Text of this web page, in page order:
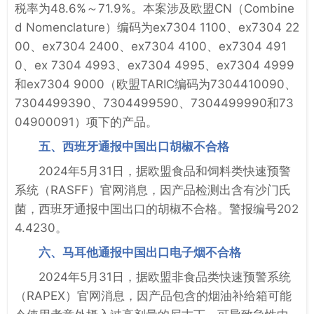
税率为48.6%～71.9%。本案涉及欧盟CN（Combine
d Nomenclature）编码为ex7304 1100、ex7304 22
00、ex7304 2400、ex7304 4100、ex7304 491
0、ex 7304 4993、ex7304 4995、ex7304 4999
和ex7304 9000（欧盟TARIC编码为7304410090、
7304499390、7304499590、7304499990和73
04900091）项下的产品。
五、西班牙通报中国出口胡椒不合格
2024年5月31日，据欧盟食品和饲料类快速预警
系统（RASFF）官网消息，因产品检测出含有沙门氏
菌，西班牙通报中国出口的胡椒不合格。警报编号202
4.4230。
六、马耳他通报中国出口电子烟不合格
2024年5月31日，据欧盟非食品类快速预警系统
（RAPEX）官网消息，因产品包含的烟油补给箱可能